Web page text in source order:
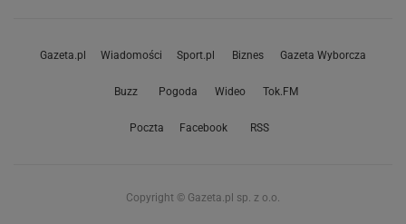
Gazeta.pl Wiadomości Sport.pl Biznes Gazeta Wyborcza
Buzz Pogoda Wideo Tok.FM
Poczta Facebook RSS
Copyright © Gazeta.pl sp. z o.o.